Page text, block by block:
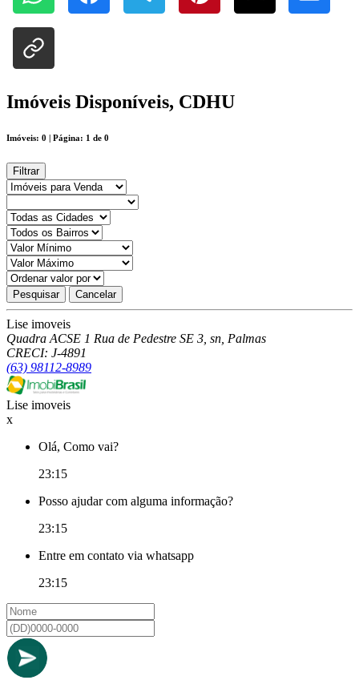
Imóveis Disponíveis, CDHU
Imóveis: 0 | Página: 1 de 0
Filtrar
Pesquisar Cancelar
Lise imoveis
Quadra ACSE 1 Rua de Pedestre SE 3, sn, Palmas
CRECI: J-4891
(63) 98112-8989
Lise imoveis
x
Olá, Como vai?
23:15
Posso ajudar com alguma informação?
23:15
Entre em contato via whatsapp
23:15